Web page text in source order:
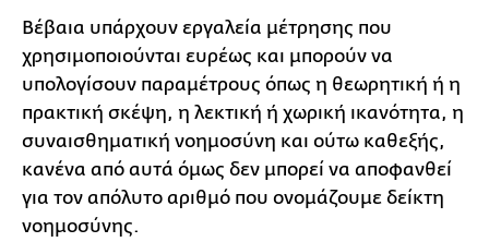
Βέβαια υπάρχουν εργαλεία μέτρησης που
χρησιμοποιούνται ευρέως και μπορούν να
υπολογίσουν παραμέτρους όπως η θεωρητική ή η
πρακτική σκέψη, η λεκτική ή χωρική ικανότητα, η
συναισθηματική νοημοσύνη και ούτω καθεξής,
κανένα από αυτά όμως δεν μπορεί να αποφανθεί
για τον απόλυτο αριθμό που ονομάζουμε δείκτη
νοημοσύνης.